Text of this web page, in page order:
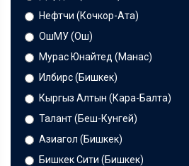
Нефтчи (Кочкор-Ата)
ОшМУ (Ош)
Мурас Юнайтед (Манас)
Илбирс (Бишкек)
Кыргыз Алтын (Кара-Балта)
Талант (Беш-Кунгей)
Азиагол (Бишкек)
Бишкек Сити (Бишкек)